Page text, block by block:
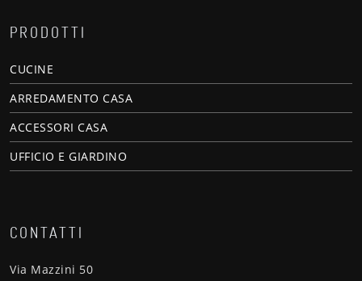
PRODOTTI
CUCINE
ARREDAMENTO CASA
ACCESSORI CASA
UFFICIO E GIARDINO
CONTATTI
Via Mazzini 50